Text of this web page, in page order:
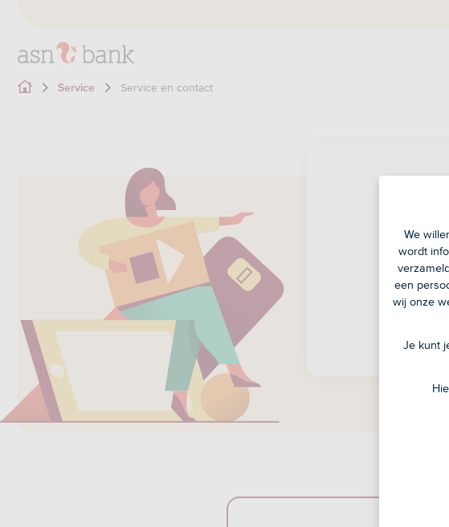
Service Service en contact
Veel
We
wordt
een
wij onze
Je kunt